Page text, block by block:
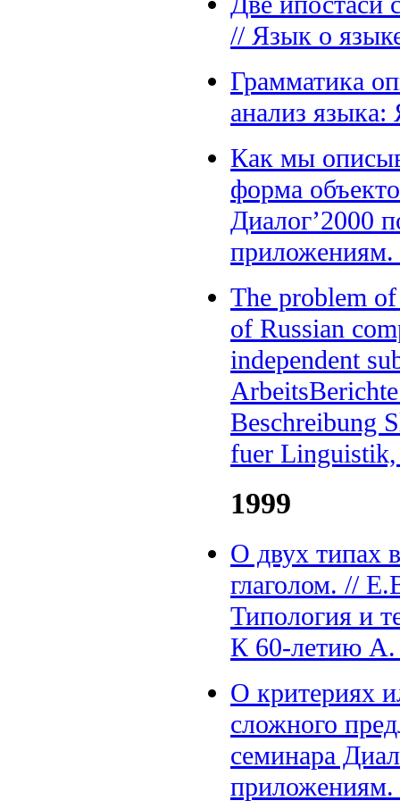
// Язык о
Грамматика
анализ
Как мы
форма
Диалог’2000
The problem
of Russian
independent
Beschreibung
fuer
1999
О двух типах
глаголом. //
Типология и
К 60-летию А.
О критериях
сложного
семинара